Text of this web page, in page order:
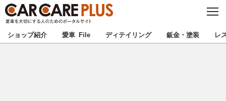
C
S
E
★カーケアプラス認定★ 厳選プロショップを地域から探す
ショップ紹介 愛車 File ディテイリング 鈑金・塗装 レ